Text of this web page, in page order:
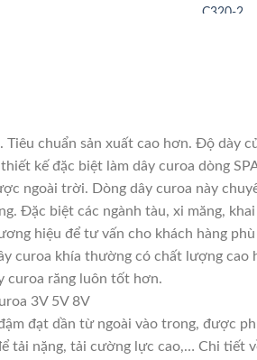
chuẩn sản xuất cao hơn. Độ dày
kế đặc biệt làm dây curoa dòng SPA
ngoài trời. Dòng dây curoa này
Đặc biệt các ngành tàu, xi măng,
hiệu để tư vấn cho khách hàng
curoa khía thường có chất lượng cao
curoa răng luôn tốt hơn.
3V 5V 8V
đạt dần từ ngoài vào trong, được
tải nặng, tải cường lực cao,… Chi tiết